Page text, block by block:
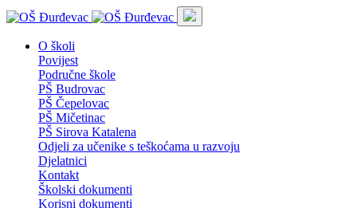
O školi
Povijest
Područne škole
PŠ Budrovac
PŠ Čepelovac
PŠ Mičetinac
PŠ Sirova Katalena
Odjeli za učenike s teškoćama u razvoju
Djelatnici
Kontakt
Školski dokumenti
Korisni dokumenti